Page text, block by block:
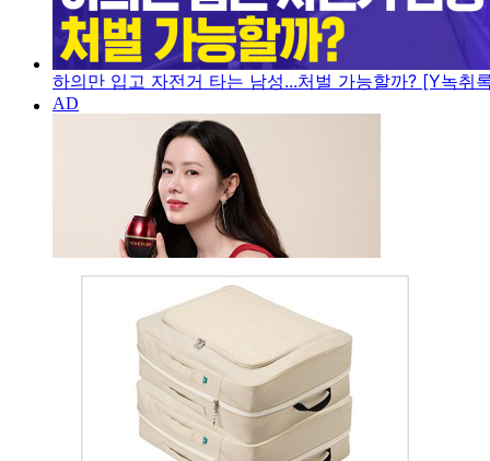
하의만 입고 자전거 타는 남성...처벌 가능할까? [Y녹취